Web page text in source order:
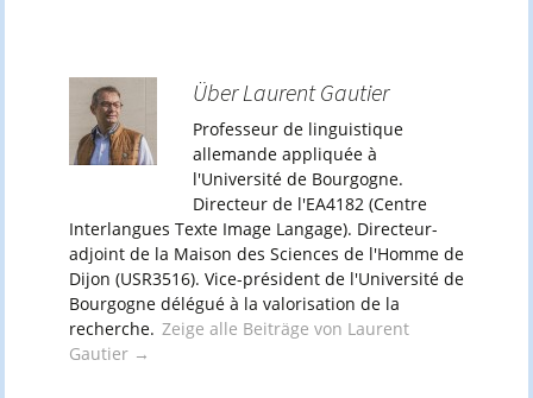
Über Laurent Gautier
Professeur de linguistique
allemande appliquée à
l'Université de Bourgogne.
Directeur de l'EA4182 (Centre
Interlangues Texte Image Langage). Directeur-
adjoint de la Maison des Sciences de l'Homme de
Dijon (USR3516). Vice-président de l'Université de
Bourgogne délégué à la valorisation de la
recherche. Zeige alle Beiträge von Laurent
Gautier →